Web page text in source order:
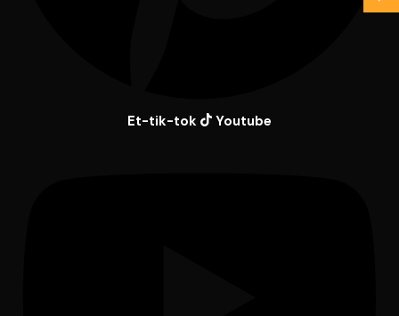
Et-tik-tok Youtube